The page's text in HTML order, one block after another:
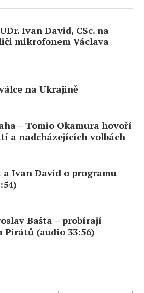
Ivan David, CSc. na
mikrofonem Václava
na Ukrajině
– Tomio Okamura hovoří
a nadcházejících volbách
a Ivan David o programu
Bašta – probírají
Pirátů (audio 33:56)